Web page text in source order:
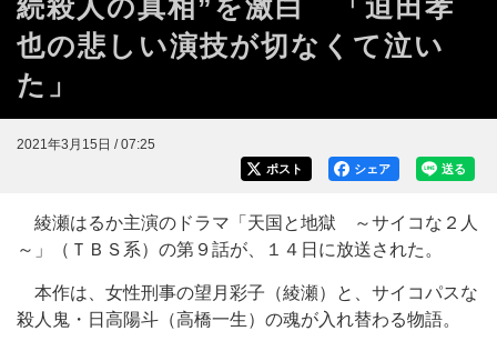
続殺人の真相”を激白 「迫田孝
也の悲しい演技が切なくて泣い
た」
2021年3月15日 / 07:25
送る
シェア
ポスト
綾瀬はるか主演のドラマ「天国と地獄 ～サイコな２人
～」（ＴＢＳ系）の第９話が、１４日に放送された。
本作は、女性刑事の望月彩子（綾瀬）と、サイコパスな
殺人鬼・日高陽斗（高橋一生）の魂が入れ替わる物語。